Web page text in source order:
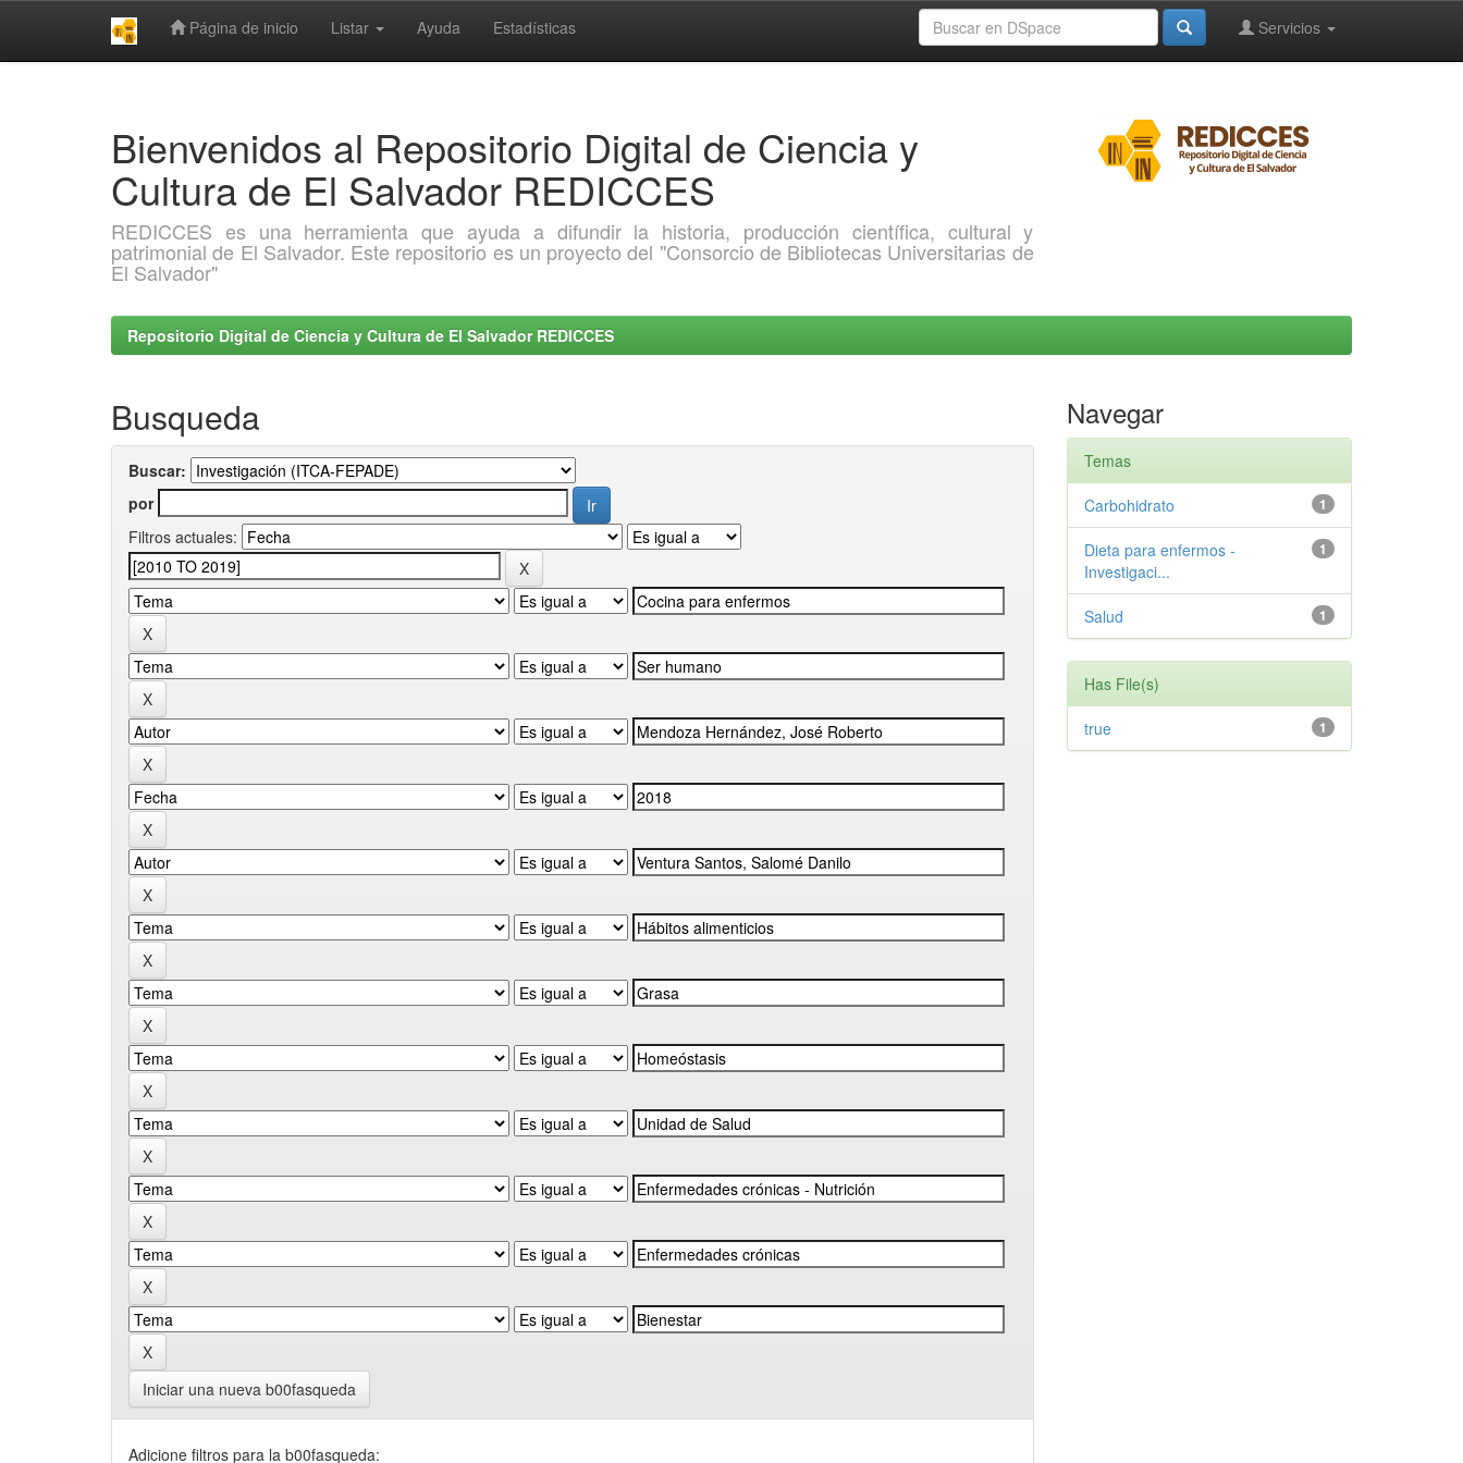
Página de inicio Listar Ayuda Estadísticas Servicios
Bienvenidos al Repositorio Digital de Ciencia y
Cultura de El Salvador REDICCES
REDICCES es una herramienta que ayuda a difundir la historia, producción científica, cultural y
patrimonial de El Salvador. Este repositorio es un proyecto del "Consorcio de Bibliotecas Universitarias de
El Salvador"
Repositorio Digital de Ciencia y Cultura de El Salvador REDICCES
Busqueda
Buscar:
por
Filtros actuales:
Iniciar una nueva b00fasqueda
Adicione filtros para la b00fasqueda:
Navegar
Temas
1
Carbohidrato
1
Dieta para enfermos -
Investigaci...
1
Salud
Has File(s)
1
true